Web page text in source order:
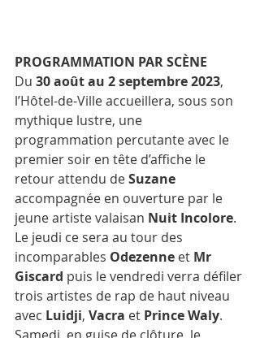
PROGRAMMATION PAR SCÈNE
Du 30 août au 2 septembre 2023,
l’Hôtel-de-Ville accueillera, sous son
mythique lustre, une
programmation percutante avec le
premier soir en tête d’affiche le
retour attendu de Suzane
accompagnée en ouverture par le
jeune artiste valaisan Nuit Incolore.
Le jeudi ce sera au tour des
incomparables Odezenne et Mr
Giscard puis le vendredi verra défiler
trois artistes de rap de haut niveau
avec Luidji, Vacra et Prince Waly.